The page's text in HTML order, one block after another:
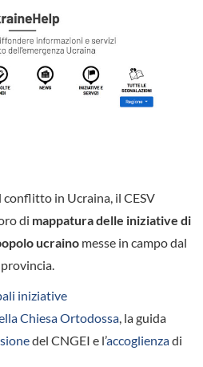
in Ucraina, il CESV
di mappatura delle iniziative di
ucraino messe in campo dal
iniziative
Chiesa Ortodossa, la guida
del CNGEI e l’accoglienzadi